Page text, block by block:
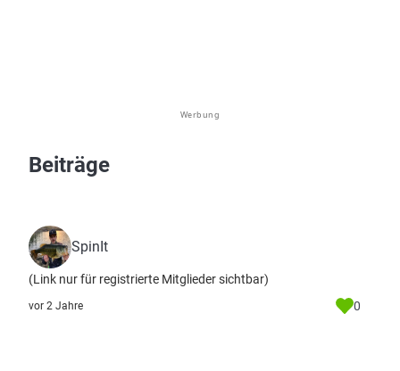
Werbung
Beiträge
SpinIt
(Link nur für registrierte Mitglieder sichtbar)
vor 2 Jahre 0